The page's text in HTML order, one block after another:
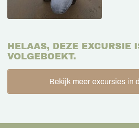
HELAAS, DEZE EXCURSIE
VOLGEBOEKT.
Bekijk meer excursies in